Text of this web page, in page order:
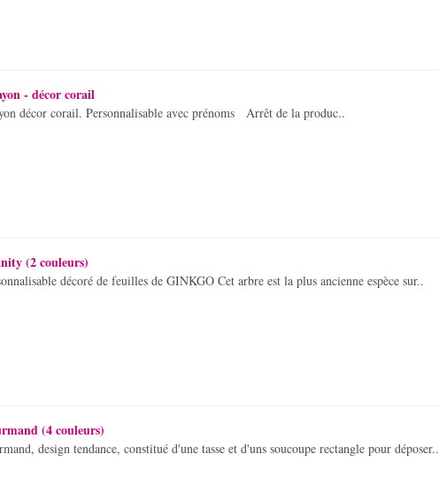
- décor corail
décor corail. Personnalisable avec prénoms Arrêt de la produc..
(2 couleurs)
décoré de feuilles de GINKGO Cet arbre est la plus ancienne espèce sur..
(4 couleurs)
design tendance, constitué d'une tasse et d'uns soucoupe rectangle pour déposer..